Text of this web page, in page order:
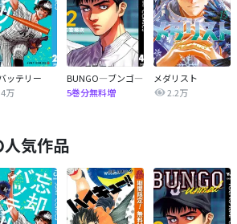
ッテリー
万
BUNGO―ブンゴ―
5巻分無料増
メダリスト
2.2万
気作品